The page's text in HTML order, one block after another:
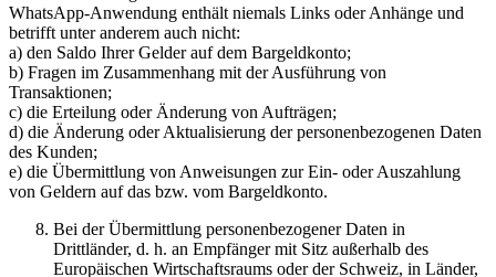
WhatsApp-Anwendung enthält niemals Links oder Anhänge und
betrifft unter anderem auch nicht:
a) den Saldo Ihrer Gelder auf dem Bargeldkonto;
b) Fragen im Zusammenhang mit der Ausführung von
Transaktionen;
c) die Erteilung oder Änderung von Aufträgen;
d) die Änderung oder Aktualisierung der personenbezogenen Daten
des Kunden;
e) die Übermittlung von Anweisungen zur Ein- oder Auszahlung
von Geldern auf das bzw. vom Bargeldkonto.
Bei der Übermittlung personenbezogener Daten in
Drittländer, d. h. an Empfänger mit Sitz außerhalb des
Europäischen Wirtschaftsraums oder der Schweiz, in Länder,